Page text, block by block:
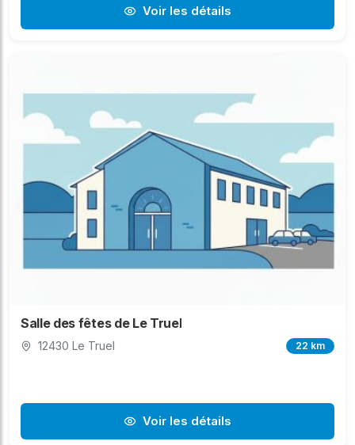
Voir les détails
Salle des fêtes de Le Truel
12430 Le Truel 22 km
Voir les détails